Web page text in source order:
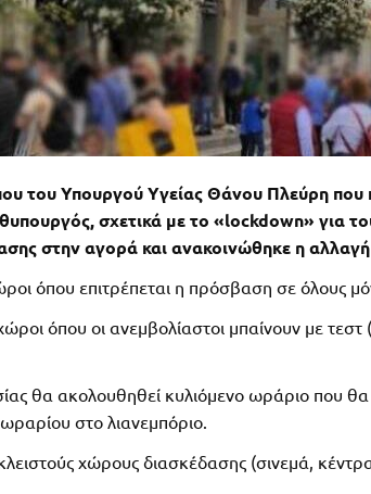
του Υπουργού Υγείας Θάνου Πλεύρη που
σχετικά με το «lockdown» για
στην αγορά και ανακοινώθηκε η
όπου επιτρέπεται η πρόσβαση σε όλους
όπου οι ανεμβολίαστοι μπαίνουν με τεστ
θα ακολουθηθεί κυλιόμενο ωράριο που θα
στο λιανεμπόριο.
χώρους διασκέδασης (σινεμά,